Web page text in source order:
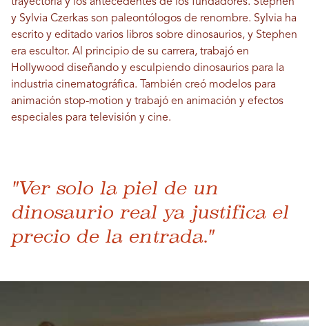
y Sylvia Czerkas son paleontólogos de renombre. Sylvia ha
escrito y editado varios libros sobre dinosaurios, y Stephen
era escultor. Al principio de su carrera, trabajó en
Hollywood diseñando y esculpiendo dinosaurios para la
industria cinematográfica. También creó modelos para
animación stop-motion y trabajó en animación y efectos
especiales para televisión y cine.
"Ver solo la piel de un
dinosaurio real ya justifica el
precio de la entrada."